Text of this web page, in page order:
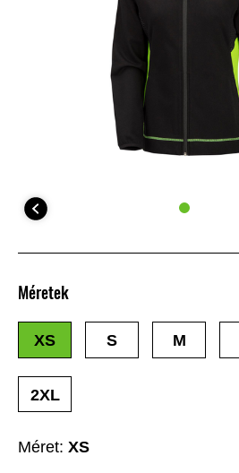
Méret: XS
Méretek
XS S M
2XL